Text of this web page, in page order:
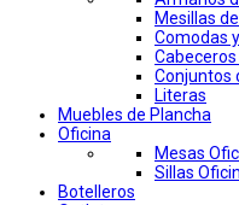
Mesillas
Comodas
Conjuntos
Literas
Muebles de Plancha
Oficina
Mesas
Sillas
Botelleros